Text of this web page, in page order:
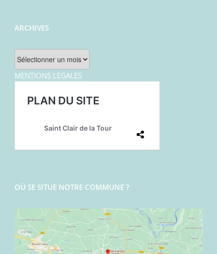
ARCHIVES
Archives
MENTIONS LEGALES
OÙ SE SITUE NOTRE COMMUNE ?